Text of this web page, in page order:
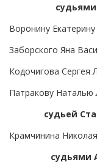
Воронину
Заборского Яна
Кодочигова Сергея
Патракову Наталью
судьей
Крамчинина
судьями